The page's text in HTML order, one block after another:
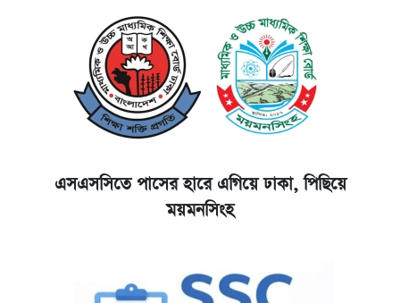
এসএসসিতে পাসের হারে এগিয়ে ঢাকা, পিছিয়ে
ময়মনসিংহ